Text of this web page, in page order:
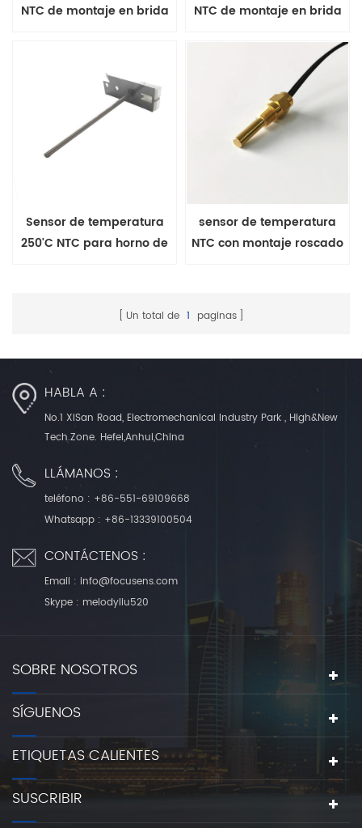
NTC de montaje en brida
NTC de montaje en brida
Sensor de temperatura
250'C NTC para horno de
sensor de temperatura
NTC con montaje roscado
Un total de 1 paginas
HABLA A :
No.1 XiSan Road, Electromechanical Industry Park , High&New
Tech.Zone. Hefei,Anhui,China
LLÁMANOS :
teléfono : +86-551-69109668
Whatsapp : +86-13339100504
CONTÁCTENOS :
Email : info@focusens.com
Skype : melodyliu520
SOBRE NOSOTROS
SÍGUENOS
ETIQUETAS CALIENTES
SUSCRIBIR